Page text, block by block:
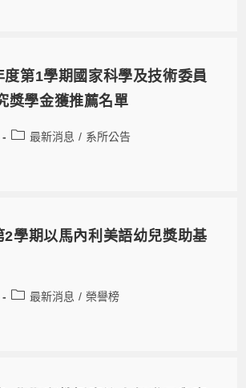
第1學期國家科學及技術委員
獎學金獲推薦名單
最新消息 / 系所公告
2學期以馬內利美語幼兒獎助基
最新消息 / 榮譽榜